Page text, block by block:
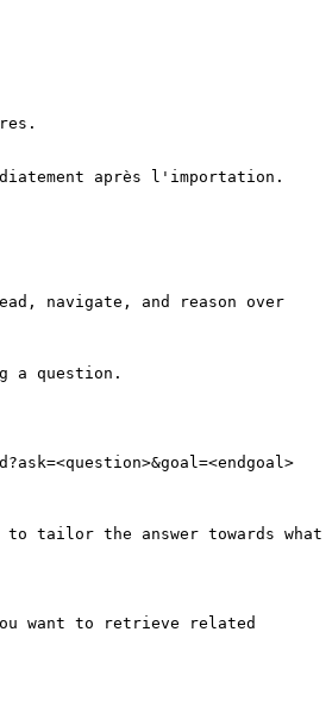
après l'importation.
navigate, and reason over
a question.
tailor the answer towards what
want to retrieve related